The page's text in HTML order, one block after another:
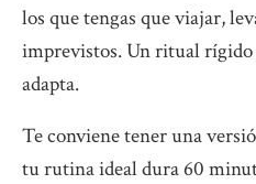
los que tengas que viajar,
imprevistos. Un ritual rígido
adapta.
Te conviene tener una
tu rutina ideal dura 60